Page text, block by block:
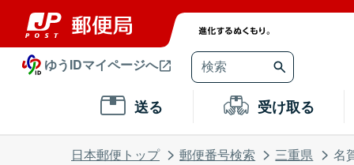
ゆうIDマイページへ
送る 受け取る
日本郵便トップ 郵便番号検索 三重県 名